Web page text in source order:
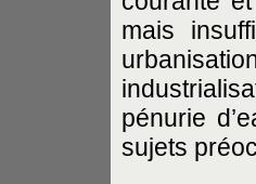
mais
pénurie
sujets